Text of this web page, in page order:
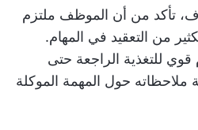
تأكد من أن الموظف ملتزم
من التعقيد في المهام.
للتغذية الراجعة حتى
حول المهمة الموكلة